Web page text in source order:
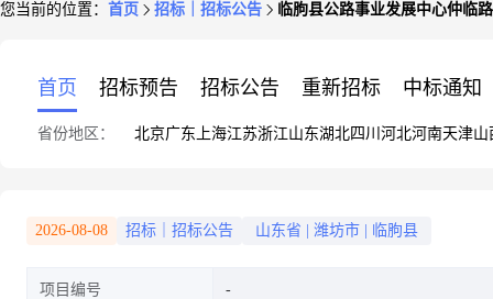
您当前的位置： 首页 招标｜招标公告 临朐县公路事业发展中心仲临
首页 招标预告 招标公告 重新招标 中标通知
省份地区： 北京广东 上海江苏浙江山东湖北四川 河北河南天津山
2026-08-08 招标｜招标公告 山东省 潍坊市 临朐县
项目编号